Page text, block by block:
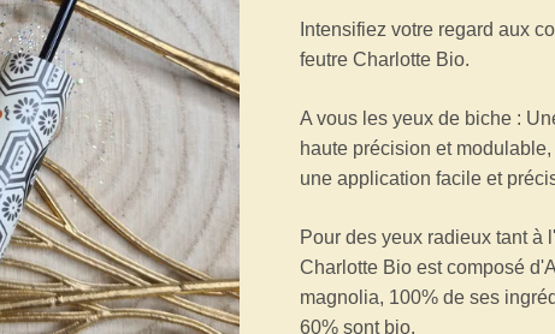
Intensifiez votre regard aux
feutre Charlotte Bio.
A vous les yeux de biche :
haute précision et
une application facile et
Pour des yeux radieux tant à
Charlotte Bio est composé
magnolia, 100% de ses
60% sont bio.